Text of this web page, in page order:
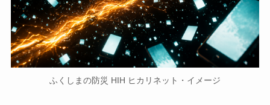
ふくしまの防災 HIH ヒカリネット・イメージ